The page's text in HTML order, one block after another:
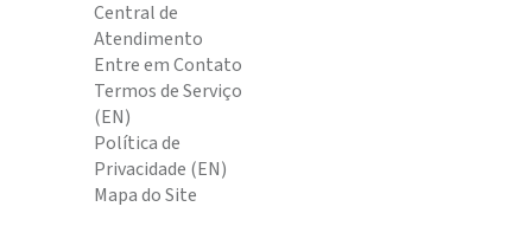
Central de
Atendimento
Entre em Contato
Termos de Serviço
(EN)
Política de
Privacidade (EN)
Mapa do Site